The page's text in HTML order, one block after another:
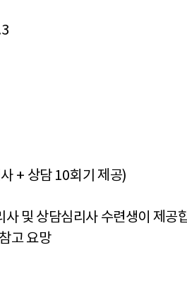
+ 상담 10회기 제공)
및 상담심리사 수련생이 제공
고 요망